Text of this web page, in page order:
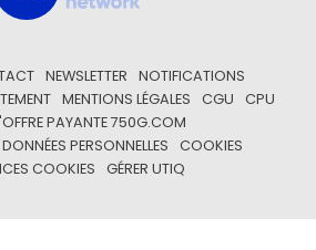
NEWSLETTER
NOTIFICATIONS
MENTIONS LÉGALES CGU
CPU
PAYANTE 750G.COM
PERSONNELLES
COOKIES
COOKIES
GÉRER UTIQ